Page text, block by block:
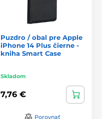
Puzdro / obal pre Apple
iPhone 14 Plus čierne -
kniha Smart Case
Skladom
7,76 €
Porovnať